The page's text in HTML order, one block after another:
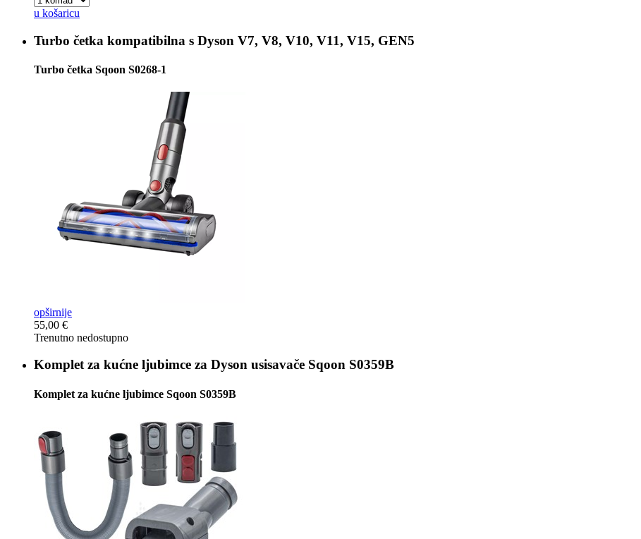
u košaricu
Turbo četka kompatibilna s Dyson V7, V8, V10, V11, V15, GEN5
Turbo četka Sqoon S0268-1
opširnije
55,00 €
Trenutno nedostupno
Komplet za kućne ljubimce za Dyson usisavače Sqoon S0359B
Komplet za kućne ljubimce Sqoon S0359B